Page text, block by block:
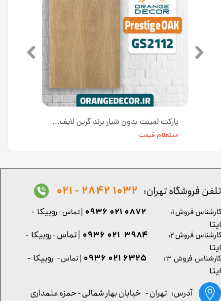
پارکت لمینت بدون شیار برند گرین لایف طرح چوب راسته کد GS2112
استعلام قیمت
کارشناس فروش ۳: ۶۳۲۵ ۰۲۱ ۰۹۳۶ | تماس - روبیکا -
ایتا
آدرس: تهران - خیابان بهار شمالی - حمزه علمداری
تلفن فروشگاه تهران: 1032 2842 - 021
کارشناس فروش ۱: 0872 021 0936 | تماس - روبیکا -
ایتا
کارشناس فروش ۲:
۳۹۸۴ ۰۲۱ ۰۹۳۶ | تماس - روبیکا -
ایتا